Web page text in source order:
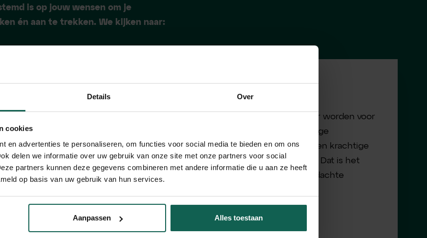
Details Over
cookies
en advertenties te personaliseren, om functies voor social media te bieden en om ons
delen we informatie over uw gebruik van onze site met onze partners voor social
partners kunnen deze gegevens combineren met andere informatie die u aan ze heeft
op basis van uw gebruik van hun services.
Aanpassen Alles toestaan
is op jouw wensen om je
én aan te trekken. We kijken naar:
Employer
werkgever? Hoe breng je dit op
een duidelijke en aantrekkelijke
manier naar de markt? Wij helpen
woest aantrekkelijk
werkgeversmerk. Van kernwaarden
Marketing
Zichtbaar en vindbaar worden voor
potentiële toekomstige
medewerkers. Met een krachtige
Werkenbij-omgeving. Dat is het
gevolg van een doordachte
3